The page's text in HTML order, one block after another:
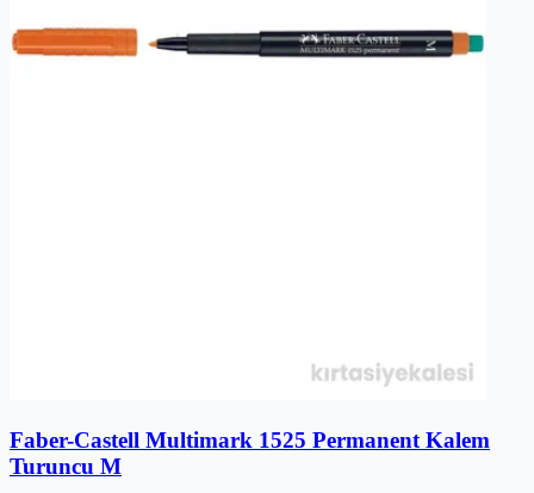
Faber-Castell Multimark 1525 Permanent Kalem
Turuncu M